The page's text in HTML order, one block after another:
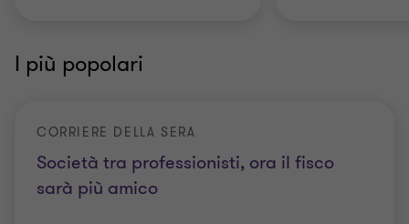
I più popolari
Società tra professionisti, ora il fisco
sarà più amico
CORRIERE DELLA SERA